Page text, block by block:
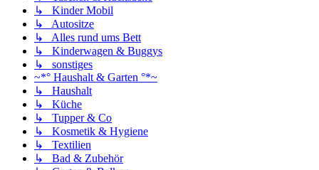
↳ Kinder Mobil
↳ Autositze
↳ Alles rund ums Bett
↳ Kinderwagen & Buggys
↳ sonstiges
~*° Haushalt & Garten °*~
↳ Haushalt
↳ Küche
↳ Tupper & Co
↳ Kosmetik & Hygiene
↳ Textilien
↳ Bad & Zubehör